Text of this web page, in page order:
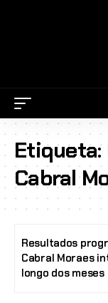
Etiqueta:
Cabral
Resultados
Cabral Moraes
longo dos meses